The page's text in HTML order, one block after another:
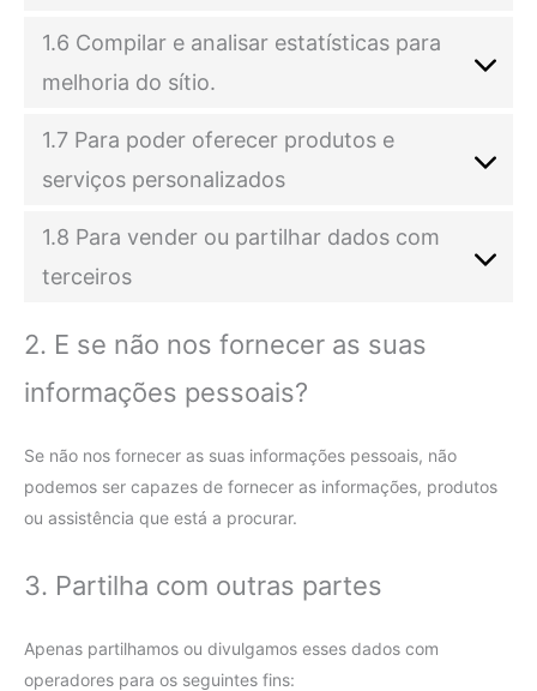
1.6 Compilar e analisar estatísticas para
melhoria do sítio.
1.7 Para poder oferecer produtos e
serviços personalizados
1.8 Para vender ou partilhar dados com
terceiros
2. E se não nos fornecer as suas
informações pessoais?
Se não nos fornecer as suas informações pessoais, não
podemos ser capazes de fornecer as informações, produtos
ou assistência que está a procurar.
3. Partilha com outras partes
Apenas partilhamos ou divulgamos esses dados com
operadores para os seguintes fins: